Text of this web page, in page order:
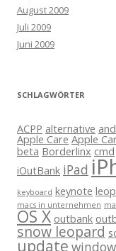
August 2009
Juli 2009
Juni 2009
SCHLAGWÖRTER
ACPP alternative
Apple Care Apple
beta Borderlinx cmd
iOutBank iPad
keyboard keynote
macs in unternehmen
OS X outbank
snow leopard
update